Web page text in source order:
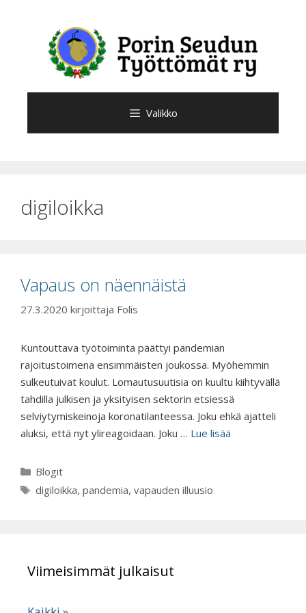
Valikko
digiloikka
Vapaus on näennäistä
27.3.2020 kirjoittaja Folis
Kuntouttava työtoiminta päättyi pandemian
rajoitustoimena ensimmäisten joukossa. Myöhemmin
sulkeutuivat koulut. Lomautusuutisia on kuultu kiihtyvällä
tahdilla julkisen ja yksityisen sektorin etsiessä
selviytymiskeinoja koronatilanteessa. Joku ehkä ajatteli
aluksi, että nyt ylireagoidaan. Joku … Lue lisää
Kategoriat
Blogit
Avainsanat
digiloikka, pandemia, vapauden illuusio
Viimeisimmät julkaisut